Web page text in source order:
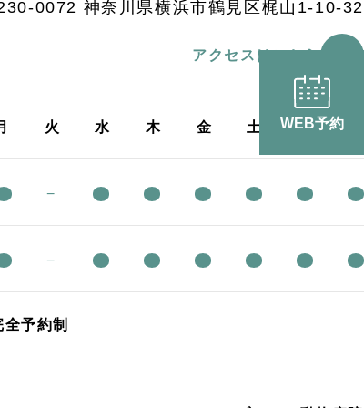
WEB予約
0072 神奈川県横浜市鶴⾒区梶⼭1-10-32
アクセスはこちら
火 水 木 金 土 日
−
−
予約制